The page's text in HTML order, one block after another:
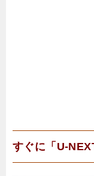
すぐに「U-